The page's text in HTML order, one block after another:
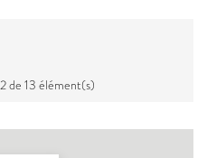
de 13 élément(s)